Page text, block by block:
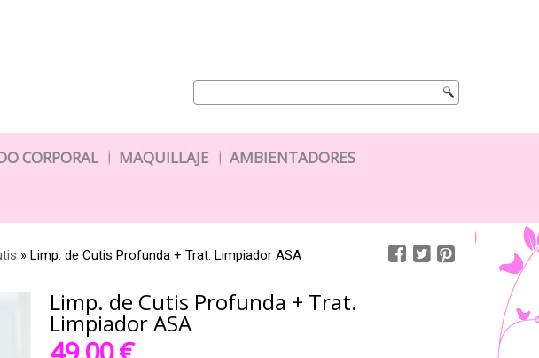
CORPORAL MAQUILLAJE AMBIENTADORES
» Limp. de Cutis Profunda + Trat. Limpiador ASA
Limp. de Cutis Profunda + Trat.
Limpiador ASA